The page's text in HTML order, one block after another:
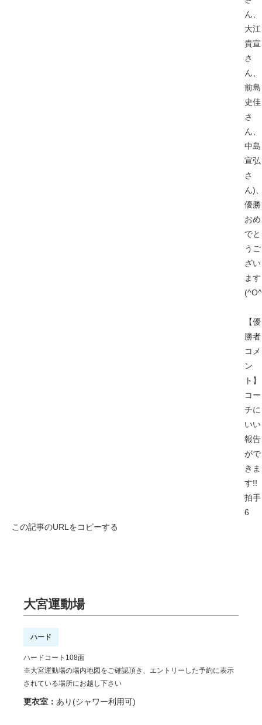
ん、
大江
貴宣
さ
ん、
前島
史佳
さ
ん、
中島
宣弘
さ
ん)
優勝
おめ
でと
うご
ざい
ます
【優
勝者
コメ
ン
ト】
コー
チに
いい
報告
がで
きま
す!!
拍手
6
この記事のURLをコピーする
大宮運動場
ハード
ハードコート108面
※大宮運動場の場内地図をご確認頂き、エントリーした予約に表示
されている場所にお越し下さい
更衣室： あり(シャワー利用可)